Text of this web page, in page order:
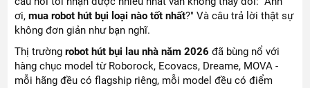
ơi,mua robot hút bụi loại nào tốt nhất?" Và câu trả lời thật sự
không đơn giản như bạn nghĩ.
Thị trườngrobot hút bụi lau nhà năm 2026 đã bùng nổ với
hàng chục model từ Roborock, Ecovacs, Dreame, MOVA -
mỗi hãng đều có flagship riêng, mỗi model đều có điểm